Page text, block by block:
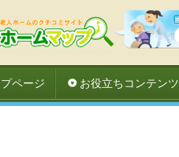
プページ
お役立ちコンテンツ